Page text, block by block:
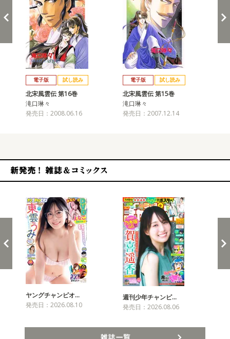
電子版 試し読み
北宋風雲伝 第16巻
滝口琳々
発売日：2008.06.16
電子版 試し読み
北宋風雲伝 第15巻
滝口琳々
発売日：2007.12.14
ヤングチャンピオ…
発売日：2026.08.10
週刊少年チャンピ…
発売日：2026.08.06